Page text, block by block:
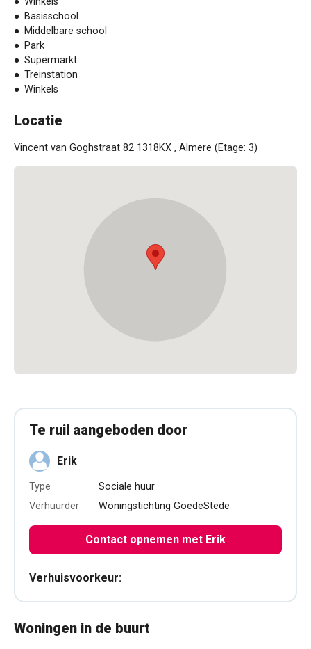
Basisschool
Middelbare school
Park
Supermarkt
Treinstation
Winkels
Locatie
Vincent van Goghstraat 82 1318KX , Almere (Etage: 3)
Te ruil aangeboden door
Erik
Type
Sociale huur
Verhuurder
Woningstichting GoedeStede
Contact opnemen met Erik
Verhuisvoorkeur:
Woningen in de buurt